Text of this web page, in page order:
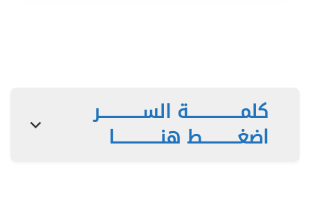
كلمـــــــــــــــة الســــــــــــر
اضغــــــــــط هنـــــــــــــا